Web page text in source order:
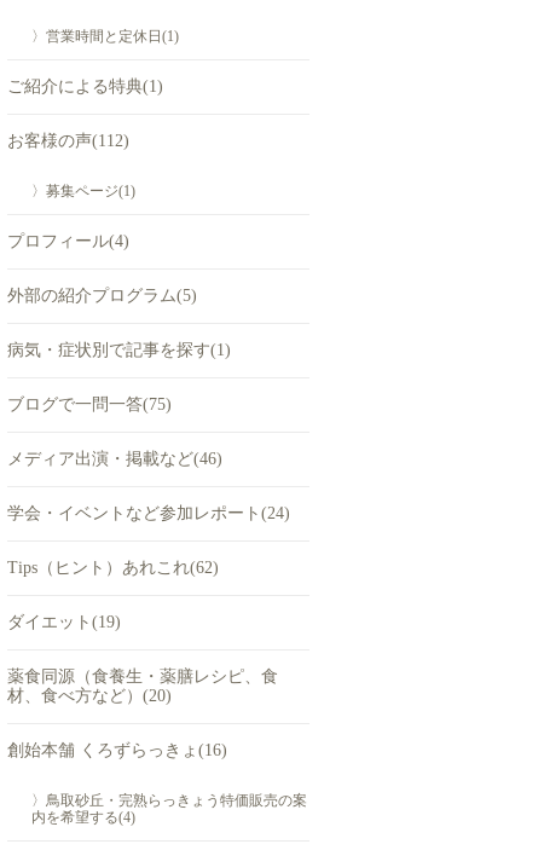
〉営業時間と定休日(1)
ご紹介による特典(1)
お客様の声(112)
〉募集ページ(1)
プロフィール(4)
外部の紹介プログラム(5)
病気・症状別で記事を探す(1)
ブログで一問一答(75)
メディア出演・掲載など(46)
学会・イベントなど参加レポート(24)
Tips（ヒント）あれこれ(62)
ダイエット(19)
薬食同源（食養生・薬膳レシピ、食
材、食べ方など）(20)
創始本舗 くろずらっきょ(16)
〉鳥取砂丘・完熟らっきょう特価販売の案
内を希望する(4)